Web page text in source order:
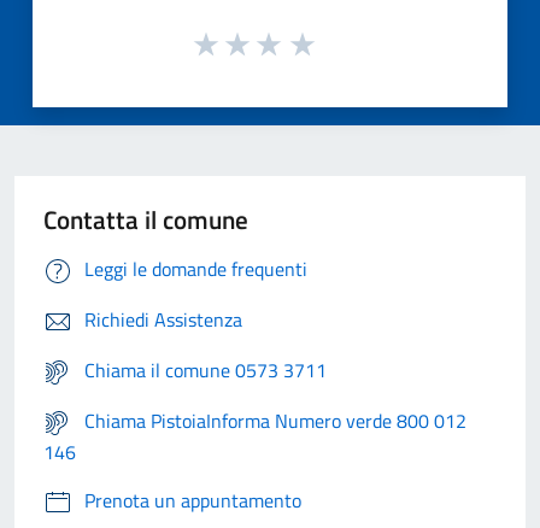
Contatta il comune
Leggi le domande frequenti
Richiedi Assistenza
Chiama il comune 0573 3711
Chiama PistoiaInforma Numero verde 800 012
146
Prenota un appuntamento